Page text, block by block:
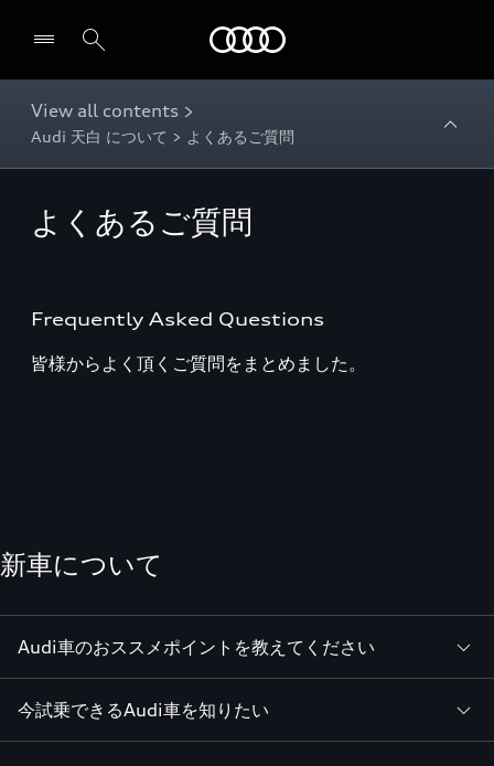
View all contents >
Audi 天白 について > よくあるご質問
よくあるご質問
Frequently Asked Questions
皆様からよく頂くご質問をまとめました。
新車について
Audi車のおススメポイントを教えてください
今試乗できるAudi車を知りたい